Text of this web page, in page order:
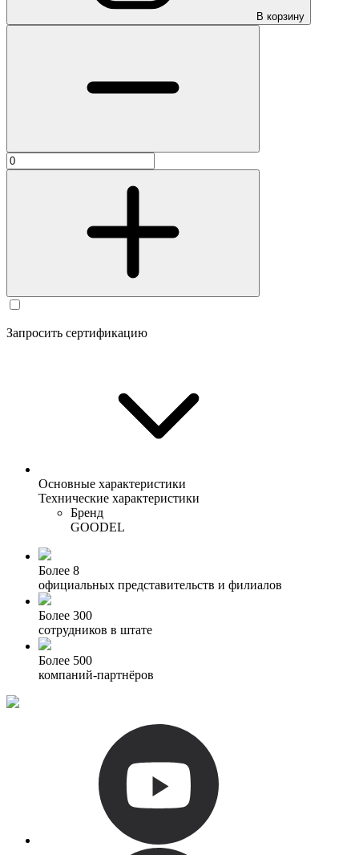
В корзину
Запросить сертификацию
Основные характеристики
Технические характеристики
Бренд
GOODEL
Более 8
официальных представительств и филиалов
Более 300
сотрудников в штате
Более 500
компаний-партнёров